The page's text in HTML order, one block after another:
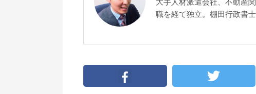
大手人材派遣会社、不動産
職を経て独立。棚田行政書